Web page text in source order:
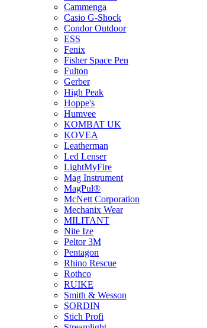
Cammenga
Casio G-Shock
Condor Outdoor
ESS
Fenix
Fisher Space Pen
Fulton
Gerber
High Peak
Hoppe's
Humvee
KOMBAT UK
KOVEA
Leatherman
Led Lenser
LightMyFire
Mag Instrument
MagPul®
McNett Corporation
Mechanix Wear
MILITANT
Nite Ize
Peltor 3M
Pentagon
Rhino Rescue
Rothco
RUIKE
Smith & Wesson
SORDIN
Stich Profi